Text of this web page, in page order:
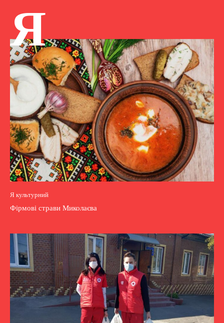
Я
Я культурний
Фірмові страви Миколаєва